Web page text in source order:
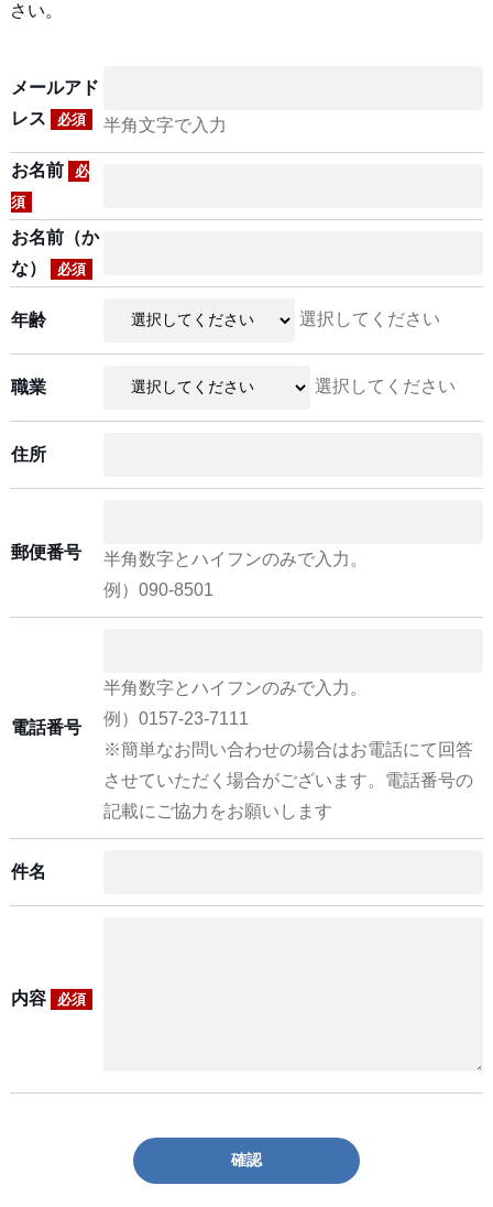
さい。
メールアド
レス
必須 半角文字で入力
お名前
必
須
お名前（か
な）
必須
年齢 選択してください
職業 選択してください
住所
郵便番号
半角数字とハイフンのみで入力。
例）090-8501
電話番号
半角数字とハイフンのみで入力。
例）0157-23-7111
※簡単なお問い合わせの場合はお電話にて回答
させていただく場合がございます。電話番号の
記載にご協力をお願いします
件名
内容 必須
確認